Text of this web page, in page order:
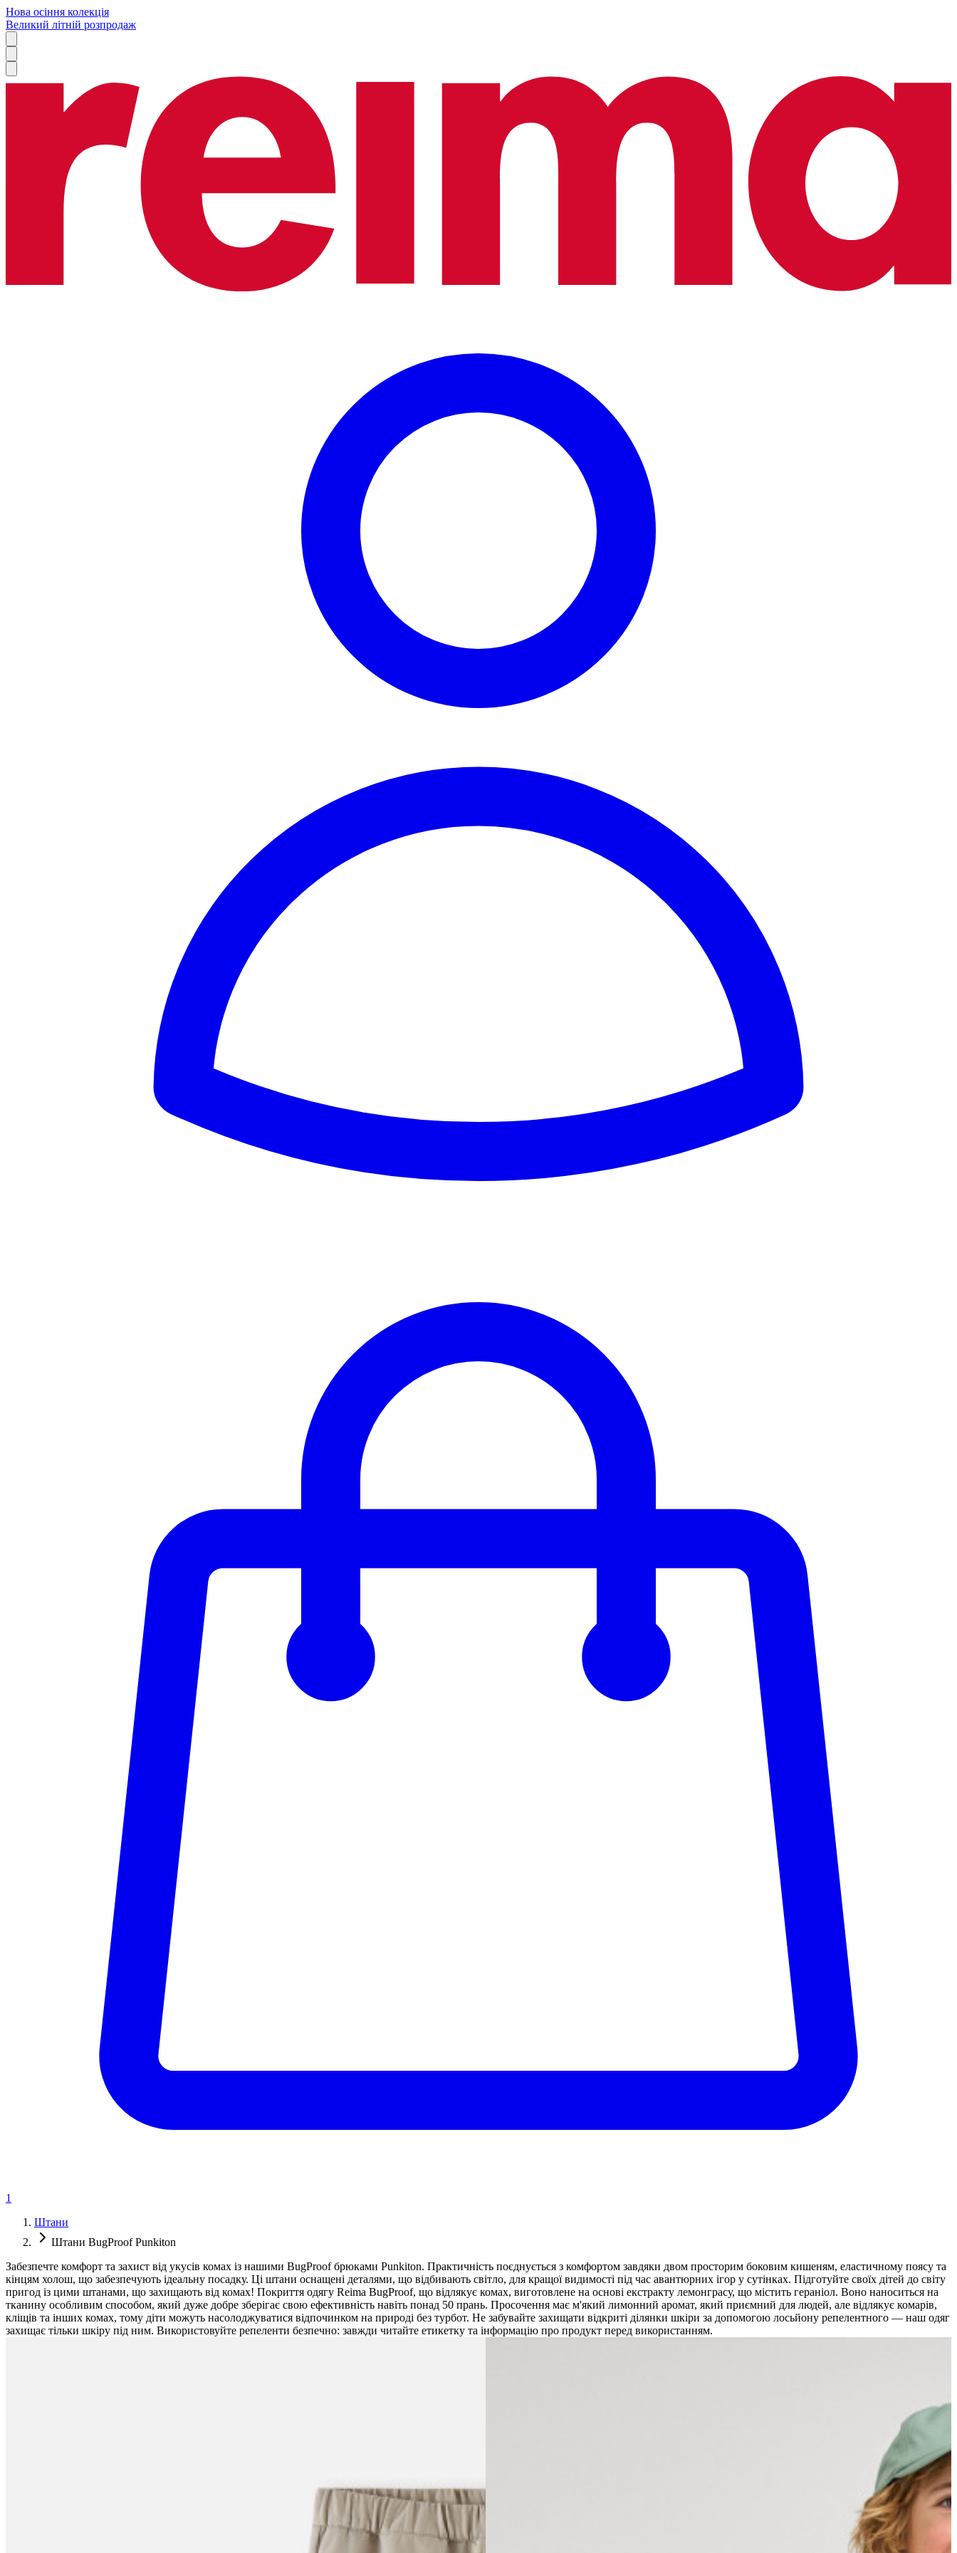
Нова осіння колекція
Великий літній розпродаж
1
Штани
Штани BugProof Punkiton
Забезпечте комфорт та захист від укусів комах із нашими BugProof брюками Punkiton. Практичність поєднується з комфортом завдяки двом просторим боковим кишеням, еластичному поясу та
кінцям холош, що забезпечують ідеальну посадку. Ці штани оснащені деталями, що відбивають світло, для кращої видимості під час авантюрних ігор у сутінках. Підготуйте своїх дітей до світу
пригод із цими штанами, що захищають від комах! Покриття одягу Reima BugProof, що відлякує комах, виготовлене на основі екстракту лемонграсу, що містить гераніол. Воно наноситься на
тканину особливим способом, який дуже добре зберігає свою ефективність навіть понад 50 прань. Просочення має м'який лимонний аромат, який приємний для людей, але відлякує комарів,
кліщів та інших комах, тому діти можуть насолоджуватися відпочинком на природі без турбот. Не забувайте захищати відкриті ділянки шкіри за допомогою лосьйону репелентного — наш одяг
захищає тільки шкіру під ним. Використовуйте репеленти безпечно: завжди читайте етикетку та інформацію про продукт перед використанням.